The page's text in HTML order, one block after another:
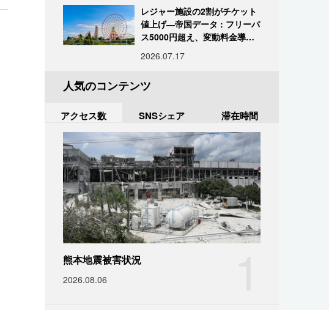
レジャー施設の2割がチケット
値上げ―帝国データ : フリーパ
ス5000円超え、変動料金導入
2026.07.17
人気のコンテンツ
アクセス数 SNSシェア 滞在時間
熊本地震被害状況
2026.08.06